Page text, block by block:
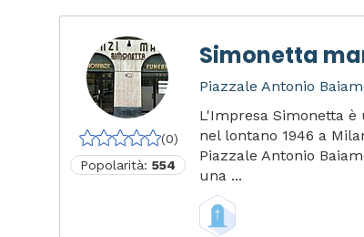
(0)
Popolarità: 554
Simonetta
Piazzale Antonio
L'Impresa Simonetta
nel lontano 1946 a
Piazzale Antonio
una ...